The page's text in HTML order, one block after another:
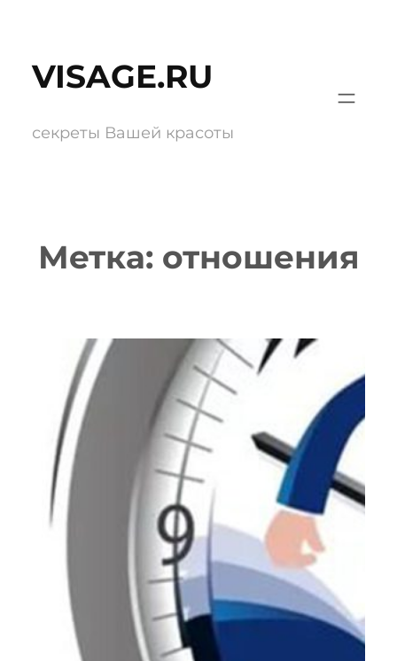
содержимому
VISAGE.RU
секреты Вашей красоты
Метка: отношения